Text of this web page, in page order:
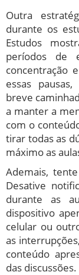
Outra
durante os
Estudos
períodos de
concentração
essas
breve
a manter a
com o
tirar todas as
máximo as
Ademais,
Desative
durante as
dispositivo
celular ou
as
conteúdo
das discussões.